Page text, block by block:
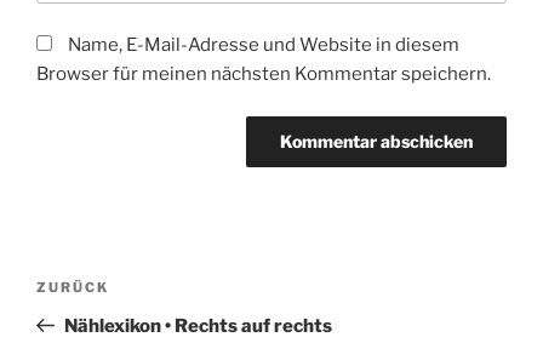
Name, E-Mail-Adresse und Website in diesem
Browser für meinen nächsten Kommentar speichern.
Beitragsnavigation
Vorheriger
Beitrag
ZURÜCK
Nählexikon • Rechts auf rechts